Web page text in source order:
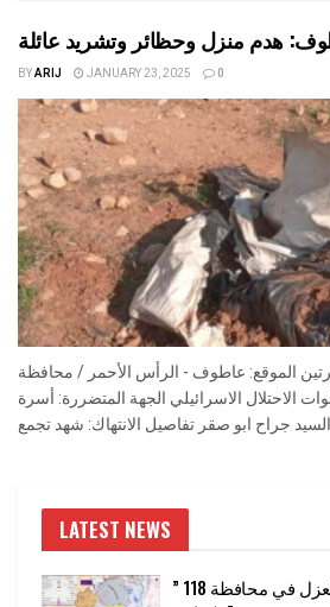
هدم منزل وحظائر وتشريد عائلة
BYARIJ JANUARY 23, 2025 0
الموقع: عاطوف - الرأس الأحمر / محافظة
الاحتلال الاسرائيلي الجهة المتضررة: أسرة
LATEST NEWS
” 118 ألف دونم مهددة بالعزل في محافظة